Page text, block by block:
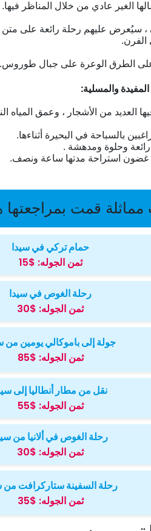
الغير عادي من خلال المناظر
، سيُعرض عليهم رحلة رائعة على
الفرن.
الطرق الوعرة على جبال
والمسلية:
من الأشجار ، وعمق المياه النقية
بالسباحة في البحيرة أثناءها.
رائعة وحلوة ومدهشة .
غضون استراحة مدتها ساعة ونصف.
قمت بمراجعتها
حمام تركي في سيدا
ثمن الجوله: $15
رحلة الغوص في سيدا
ثمن الجوله: $30
جولة إلى باموكالي يومين من
ثمن الجوله: $85
نقل من مطار أنطاليا إلى
ثمن الجوله: $55
رحلة الغوص في ألانيا من
ثمن الجوله: $30
رحلة السفينة ستاركرافت من
ثمن الجوله: $35